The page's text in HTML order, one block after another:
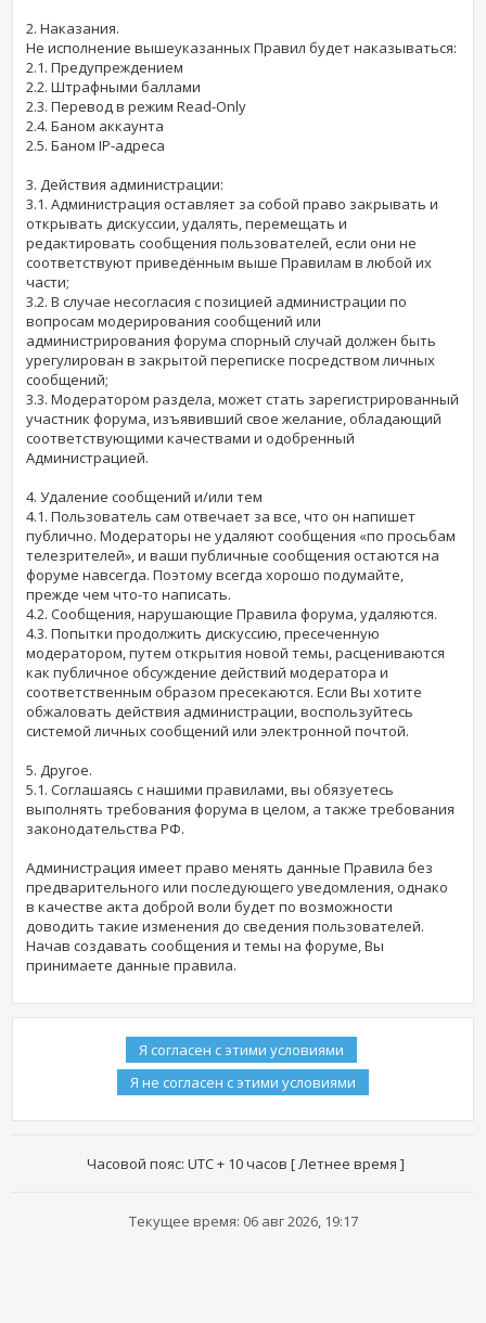
2. Наказания.
Не исполнение вышеуказанных Правил будет наказываться:
2.1. Предупреждением
2.2. Штрафными баллами
2.3. Перевод в режим Read-Only
2.4. Баном аккаунта
2.5. Баном IP-адреса
3. Действия администрации:
3.1. Администрация оставляет за собой право закрывать и
открывать дискуссии, удалять, перемещать и
редактировать сообщения пользователей, если они не
соответствуют приведённым выше Правилам в любой их
части;
3.2. В случае несогласия с позицией администрации по
вопросам модерирования сообщений или
администрирования форума спорный случай должен быть
урегулирован в закрытой переписке посредством личных
сообщений;
3.3. Модератором раздела, может стать зарегистрированный
участник форума, изъявивший свое желание, обладающий
соответствующими качествами и одобренный
Администрацией.
4. Удаление сообщений и/или тем
4.1. Пользователь сам отвечает за все, что он напишет
публично. Модераторы не удаляют сообщения «по просьбам
телезрителей», и ваши публичные сообщения остаются на
форуме навсегда. Поэтому всегда хорошо подумайте,
прежде чем что-то написать.
4.2. Сообщения, нарушающие Правила форума, удаляются.
4.3. Попытки продолжить дискуссию, пресеченную
модератором, путем открытия новой темы, расцениваются
как публичное обсуждение действий модератора и
соответственным образом пресекаются. Если Вы хотите
обжаловать действия администрации, воспользуйтесь
системой личных сообщений или электронной почтой.
5. Другое.
5.1. Соглашаясь с нашими правилами, вы обязуетесь
выполнять требования форума в целом, а также требования
законодательства РФ.
Администрация имеет право менять данные Правила без
предварительного или последующего уведомления, однако
в качестве акта доброй воли будет по возможности
доводить такие изменения до сведения пользователей.
Начав создавать сообщения и темы на форуме, Вы
принимаете данные правила.
Часовой пояс: UTC + 10 часов [ Летнее время ]
Текущее время: 06 авг 2026, 19:17